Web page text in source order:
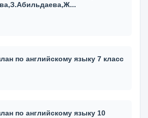
по английскому языку 7 класс
по английскому языку 10